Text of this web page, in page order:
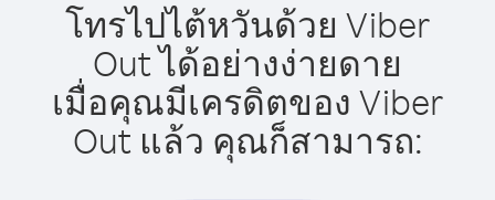
โทรไปไต้หวันด้วย Viber
Out ได้อย่างง่ายดาย
เมื่อคุณมีเครดิตของ Viber
Out แล้ว คุณก็สามารถ: